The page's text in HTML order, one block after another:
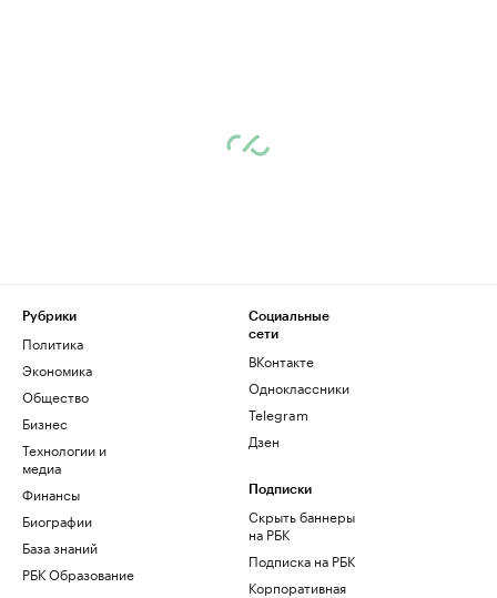
Рубрики
Политика
Экономика
Общество
Бизнес
Технологии и
медиа
Финансы
Биографии
База знаний
РБК Образование
Социальные
сети
ВКонтакте
Одноклассники
Telegram
Дзен
Подписки
Скрыть баннеры
на РБК
Подписка на РБК
Корпоративная